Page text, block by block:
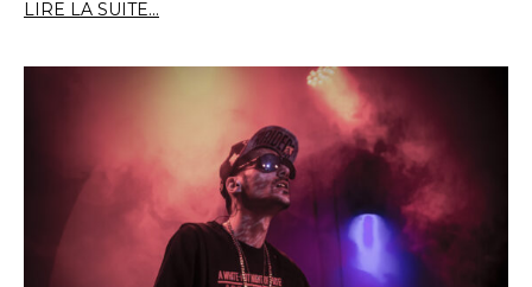
LIRE LA SUITE...